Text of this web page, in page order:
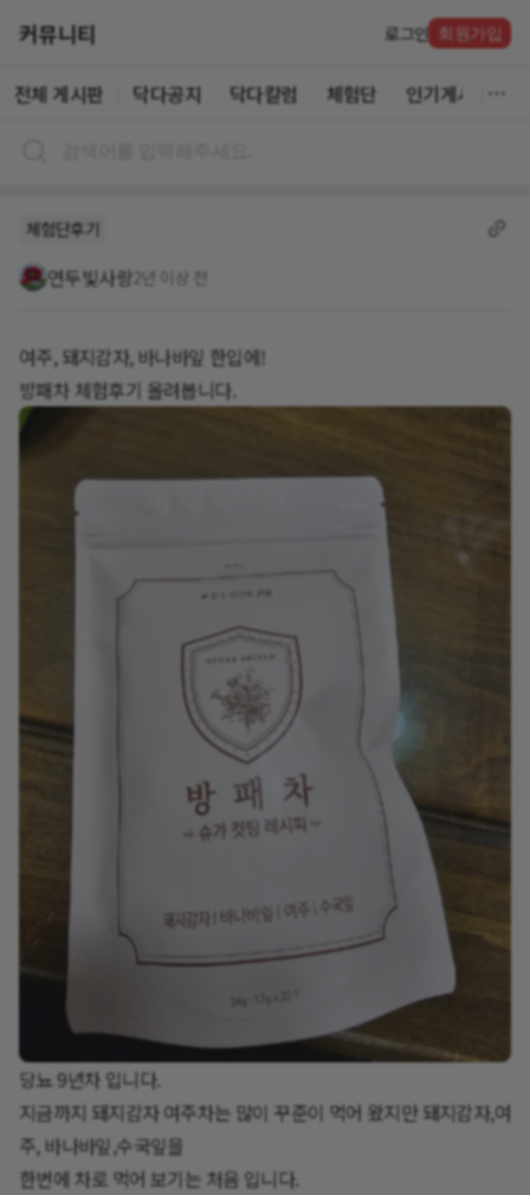
커뮤니티 로그인 회원가입
전체 게시판 닥다공지 닥다칼럼 체험단 인기게시글
체험단후기
연두빛사랑2년 이상 전
여주, 돼지감자, 바나바잎 한입에!
방패차 체험후기 올려봅니다.
당뇨 9년차 입니다.
지금까지 돼지감자 여주차는 많이 꾸준이 먹어 왔지만 돼지감자,여
주, 바나바잎,수국잎을
한번에 차로 먹어 보기는 처음 입니다.